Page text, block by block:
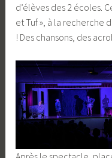
d’élèves des 2 écoles.
et Tuf », à la recherche
! Des chansons, des